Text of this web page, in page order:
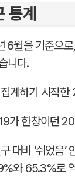
통계
6월을 기준으
니다.
계하기 시작
가 한창이던
대비 ‘쉬었음
와 65.3%로